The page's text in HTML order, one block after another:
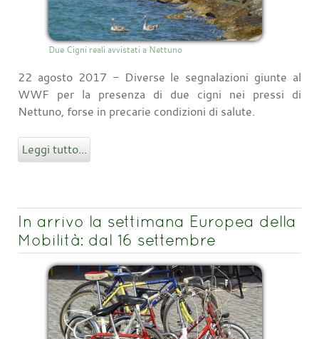
Due Cigni reali avvistati a Nettuno
22 agosto 2017 - Diverse le segnalazioni giunte al
WWF per la presenza di due cigni nei pressi di
Nettuno, forse in precarie condizioni di salute.
Leggi tutto...
In arrivo la settimana Europea della
Mobilità: dal 16 settembre